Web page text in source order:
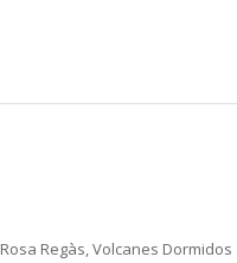
Rosa Regàs,Volcanes Dormidos